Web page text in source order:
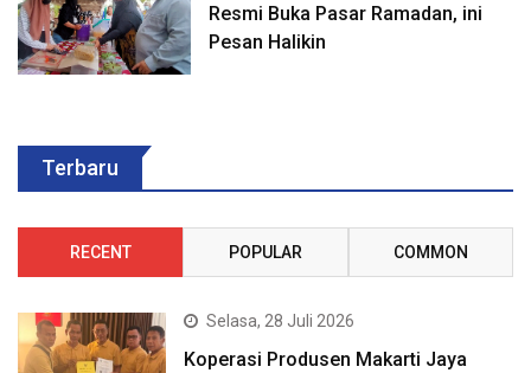
Resmi Buka Pasar Ramadan, ini
Pesan Halikin
Terbaru
RECENT POPULAR COMMON
Selasa, 28 Juli 2026
Koperasi Produsen Makarti Jaya